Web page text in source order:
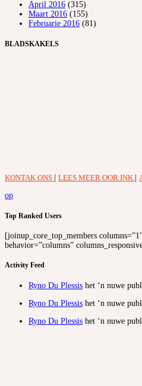
April 2016 (315)
Maart 2016 (155)
Februarie 2016 (81)
BLADSKAKELS
KONTAK ONS LEES MEER OOR INK
op
Top Ranked Users
[joinup_core_top_members
behavior=”columns”
Activity Feed
Ryno Du Plessis het ‘n nuwe
Ryno Du Plessis het ‘n nuwe
Ryno Du Plessis het ‘n nuwe